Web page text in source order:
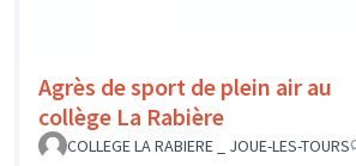
Agrès de sport de plein air au
collège La Rabière
COLLEGE LA RABIERE _ JOUE-LES-TOURS